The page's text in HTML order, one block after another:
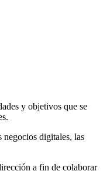
y objetivos que se
negocios digitales, las
a fin de colaborar